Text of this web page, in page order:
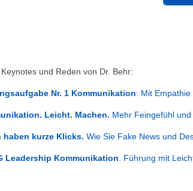
und Reden von Dr. Behr:
Nr. 1 Kommunikation: Mit Empathie
Leicht. Machen. Mehr Feingefühl und
haben kurze Klicks. Wie Sie Fake News und
Leadership Kommunikation . Führung mit